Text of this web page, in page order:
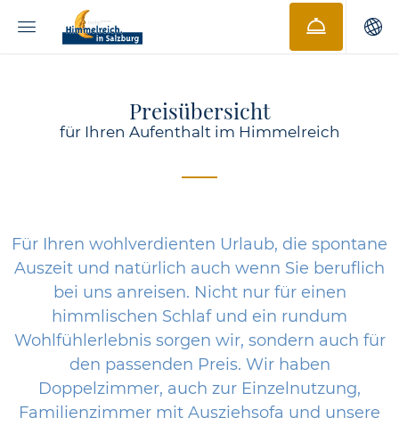
Preisübersicht
für Ihren Aufenthalt im Himmelreich
Für Ihren wohlverdienten Urlaub, die spontane
Auszeit und natürlich auch wenn Sie beruflich
bei uns anreisen. Nicht nur für einen
himmlischen Schlaf und ein rundum
Wohlfühlerlebnis sorgen wir, sondern auch für
den passenden Preis. Wir haben
Doppelzimmer, auch zur Einzelnutzung,
Familienzimmer mit Ausziehsofa und unsere